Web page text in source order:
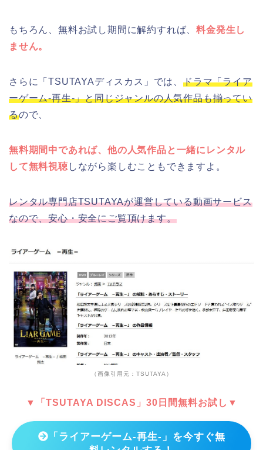
もちろん、無料お試し期間に解約すれば、料金発生し
ません。
さらに「TSUTAYAディスカス」では、 ドラマ「ライア
ーゲーム-再生-」と同じジャンルの人気作品も揃ってい
るので、
無料期間中であれば、他の人気作品と一緒にレンタル
して無料視聴 しながら楽しむこともできますよ。
レンタル専門店TSUTAYAが運営している動画サービス
なので、安心・安全にご覧頂けます。
（画像引用元：TSUTAYA）
▼「TSUTAYA DISCAS」30日間無料お試し▼
「ライアーゲーム-再生-」を今すぐ無